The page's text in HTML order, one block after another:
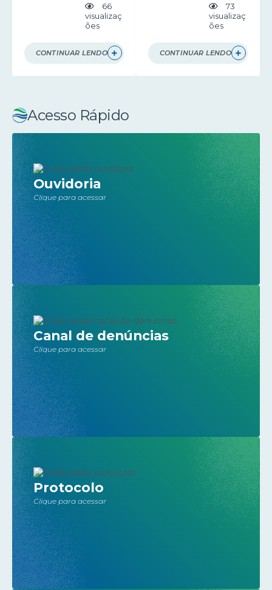
ARISB em
Movimen
to
66
visualizaç
ões
CONTINUAR LENDO
institucio
nal à
ABAR
73
visualizaç
ões
CONTINUAR LENDO
Acesso Rápido
Ouvidoria
Clique para acessar
Canal de denúncias
Clique para acessar
Protocolo
Clique para acessar